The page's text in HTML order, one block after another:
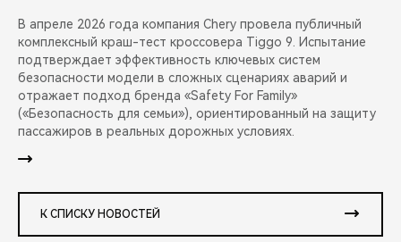
В апреле 2026 года компания Chery провела публичный
комплексный краш-тест кроссовера Tiggo 9. Испытание
подтверждает эффективность ключевых систем
безопасности модели в сложных сценариях аварий и
отражает подход бренда «Safety For Family»
(«Безопасность для семьи»), ориентированный на защиту
пассажиров в реальных дорожных условиях.
К СПИСКУ НОВОСТЕЙ